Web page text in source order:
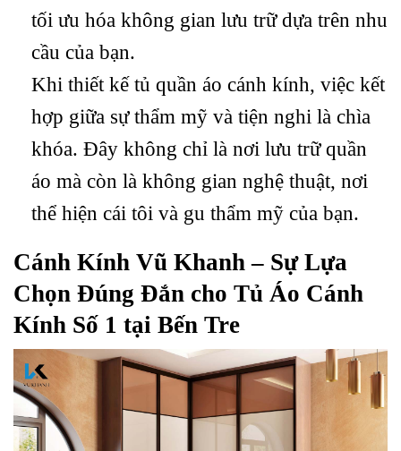
tối ưu hóa không gian lưu trữ dựa trên nhu
cầu của bạn.
Khi thiết kế tủ quần áo cánh kính, việc kết
hợp giữa sự thẩm mỹ và tiện nghi là chìa
khóa. Đây không chỉ là nơi lưu trữ quần
áo mà còn là không gian nghệ thuật, nơi
thể hiện cái tôi và gu thẩm mỹ của bạn.
Cánh Kính Vũ Khanh – Sự Lựa
Chọn Đúng Đắn cho Tủ Áo Cánh
Kính Số 1 tại Bến Tre